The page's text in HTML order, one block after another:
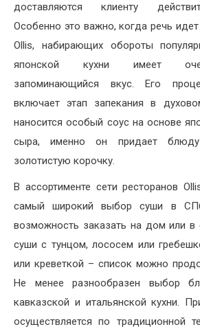
доставляются клиенту
Особенно это важно, когда речь
Ollis, набирающих обороты
японской кухни имеет
запоминающийся вкус. Его
включает этап запекания в
наносится особый соус на основе
сыра, именно он придает блюду
золотистую корочку.
В ассортименте сети ресторанов
самый широкий выбор суши в
возможность заказать на дом или в
суши с тунцом, лососем или
или креветкой – список можно
Не менее разнообразен выбор
кавказской и итальянской кухни.
осуществляется по традиционной